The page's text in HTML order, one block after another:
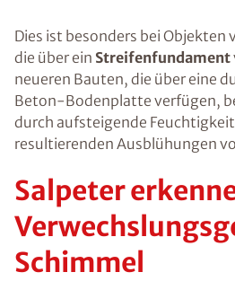
Dies ist besonders bei Objekten
die über ein Streifenfundament
neueren Bauten, die über eine
Beton-Bodenplatte verfügen,
durch aufsteigende
resultierenden Ausblühungen
Salpeter
Schimmel